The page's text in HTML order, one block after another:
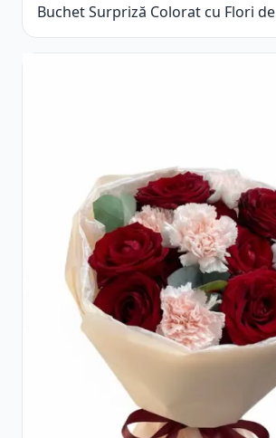
Buchet Surpriză Colorat cu Flori de
Sezon